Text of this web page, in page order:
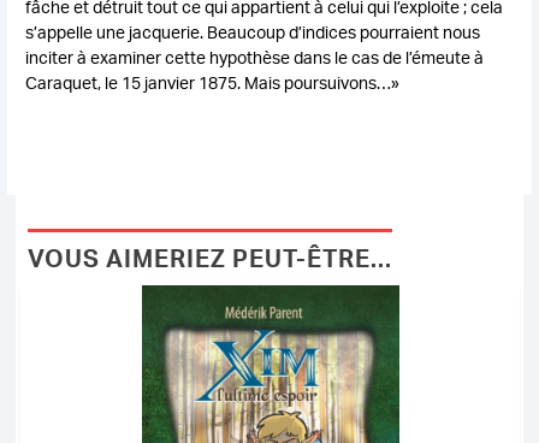
fâche et détruit tout ce qui appartient à celui qui l’exploite ; cela
s’appelle une jacquerie. Beaucoup d’indices pourraient nous
inciter à examiner cette hypothèse dans le cas de l’émeute à
Caraquet, le 15 janvier 1875. Mais poursuivons…»
VOUS AIMERIEZ PEUT-ÊTRE...